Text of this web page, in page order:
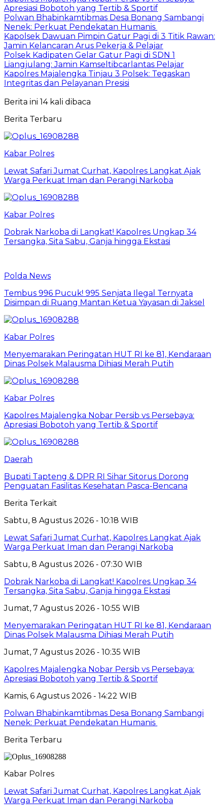
Apresiasi Bobotoh yang Tertib & Sportif
Polwan Bhabinkamtibmas Desa Bonang Sambangi
Nenek: Perkuat Pendekatan Humanis
Kapolsek Dawuan Pimpin Gatur Pagi di 3 Titik Rawan:
Jamin Kelancaran Arus Pekerja & Pelajar
Polsek Kadipaten Gelar Gatur Pagi di SDN 1
Liangjulang: Jamin Kamseltibcarlantas Pelajar
Kapolres Majalengka Tinjau 3 Polsek: Tegaskan
Integritas dan Pelayanan Presisi
Berita ini 14 kali dibaca
Berita Terbaru
Kabar Polres
Lewat Safari Jumat Curhat, Kapolres Langkat Ajak
Warga Perkuat Iman dan Perangi Narkoba
Kabar Polres
Dobrak Narkoba di Langkat! Kapolres Ungkap 34
Tersangka, Sita Sabu, Ganja hingga Ekstasi
Polda News
Tembus 996 Pucuk! 995 Senjata Ilegal Ternyata
Disimpan di Ruang Mantan Ketua Yayasan di Jaksel
Kabar Polres
Menyemarakan Peringatan HUT RI ke 81, Kendaraan
Dinas Polsek Malausma Dihiasi Merah Putih
Kabar Polres
Kapolres Majalengka Nobar Persib vs Persebaya:
Apresiasi Bobotoh yang Tertib & Sportif
Daerah
Bupati Tapteng & DPR RI Sihar Sitorus Dorong
Penguatan Fasilitas Kesehatan Pasca-Bencana
Berita Terkait
Sabtu, 8 Agustus 2026 - 10:18 WIB
Lewat Safari Jumat Curhat, Kapolres Langkat Ajak
Warga Perkuat Iman dan Perangi Narkoba
Sabtu, 8 Agustus 2026 - 07:30 WIB
Dobrak Narkoba di Langkat! Kapolres Ungkap 34
Tersangka, Sita Sabu, Ganja hingga Ekstasi
Jumat, 7 Agustus 2026 - 10:55 WIB
Menyemarakan Peringatan HUT RI ke 81, Kendaraan
Dinas Polsek Malausma Dihiasi Merah Putih
Jumat, 7 Agustus 2026 - 10:35 WIB
Kapolres Majalengka Nobar Persib vs Persebaya:
Apresiasi Bobotoh yang Tertib & Sportif
Kamis, 6 Agustus 2026 - 14:22 WIB
Polwan Bhabinkamtibmas Desa Bonang Sambangi
Nenek: Perkuat Pendekatan Humanis
Berita Terbaru
Kabar Polres
Lewat Safari Jumat Curhat, Kapolres Langkat Ajak
Warga Perkuat Iman dan Perangi Narkoba